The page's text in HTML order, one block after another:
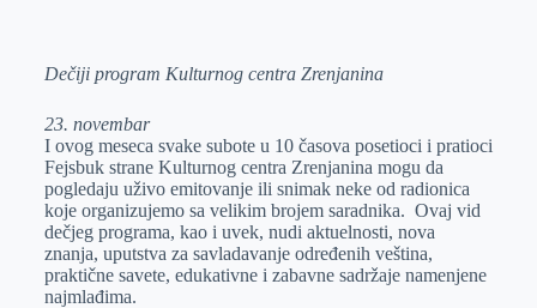
Dečiji program Kulturnog centra Zrenjanina
23. novembar
I ovog meseca svake subote u 10 časova posetioci i pratioci
Fejsbuk strane Kulturnog centra Zrenjanina mogu da
pogledaju uživo emitovanje ili snimak neke od radionica
koje organizujemo sa velikim brojem saradnika. Ovaj vid
dečjeg programa, kao i uvek, nudi aktuelnosti, nova
znanja, uputstva za savladavanje određenih veština,
praktične savete, edukativne i zabavne sadržaje namenjene
najmlađima.